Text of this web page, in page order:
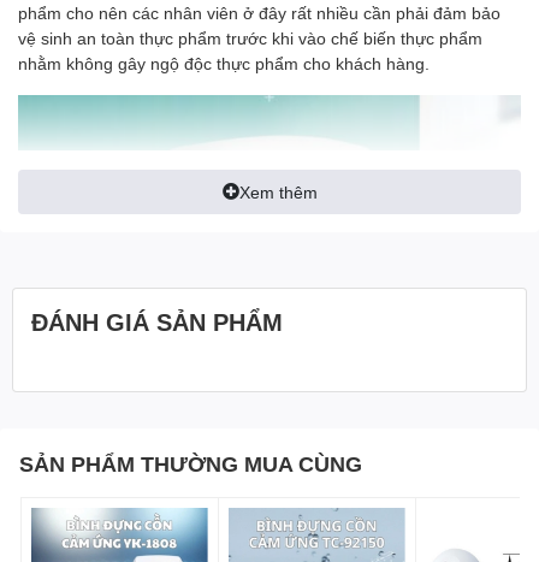
phẩm cho nên các nhân viên ở đây rất nhiều cần phải đảm bảo
vệ sinh an toàn thực phẩm trước khi vào chế biến thực phẩm
nhằm không gây ngộ độc thực phẩm cho khách hàng.
Xem thêm
ĐÁNH GIÁ SẢN PHẨM
SẢN PHẨM THƯỜNG MUA CÙNG